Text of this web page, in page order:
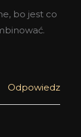
bo jest co
Odpowiedz